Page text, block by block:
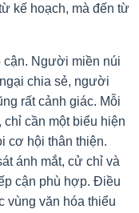
kế hoạch, mà đến từ
cận. Người miền núi
chia sẻ, người
rất cảnh giác. Mỗi
cần một biểu hiện
cơ hội thân thiện.
ánh mắt, cử chỉ và
cận phù hợp. Điều
vùng văn hóa thiểu